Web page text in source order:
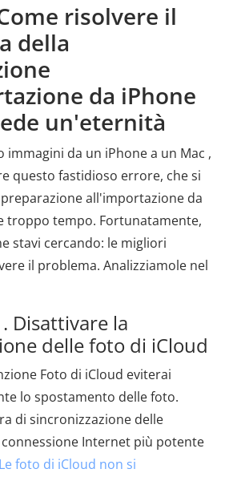
risolvere il
della
da iPhone
un'eternità
immagini da un iPhone a un Mac ,
questo fastidioso errore, che si
all'importazione da
troppo tempo. Fortunatamente,
stavi cercando: le migliori
il problema. Analizziamole nel
Disattivare la
delle foto di iCloud
Foto di iCloud eviterai
lo spostamento delle foto.
di sincronizzazione delle
Internet più potente
Le foto di iCloud non si